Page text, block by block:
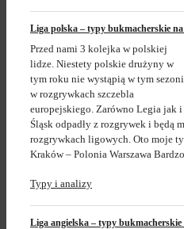
Liga polska – typy bukmacherskie
Przed nami 3 kolejka w polskiej
lidze. Niestety polskie drużyny w
tym roku nie wystąpią w tym
w rozgrywkach szczebla
europejskiego. Zarówno Legia jak i
Śląsk odpadły z rozgrywek i będą
rozgrywkach ligowych. Oto moje
Kraków – Polonia Warszawa
Typy i analizy
Liga angielska – typy